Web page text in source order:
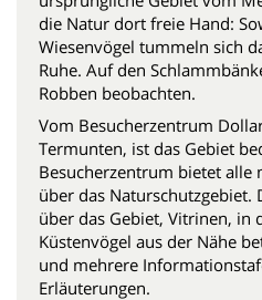
die Natur dort freie Hand:
Wiesenvögel tummeln sich
Ruhe. Auf den
Robben beobachten.
Vom Besucherzentrum
Termunten, ist das Gebiet
Besucherzentrum bietet
über das Naturschutzgebiet.
über das Gebiet, Vitrinen, in
Küstenvögel aus der Nähe
und mehrere
Erläuterungen.